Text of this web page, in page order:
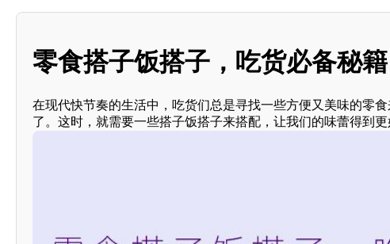
零食搭子饭搭子，吃货必备秘
在现代快节奏的生活中，吃货们总是寻找一些方便又美味的零
了。这时，就需要一些搭子饭搭子来搭配，让我们的味蕾得到更